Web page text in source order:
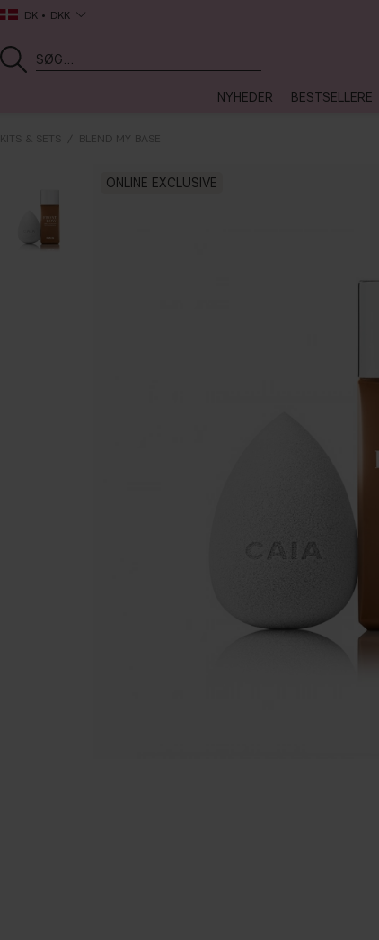
DK DKK
NYHEDER BESTSELLERE
KITS & SETS BLEND MY BASE
ONLINE EXCLUSIVE